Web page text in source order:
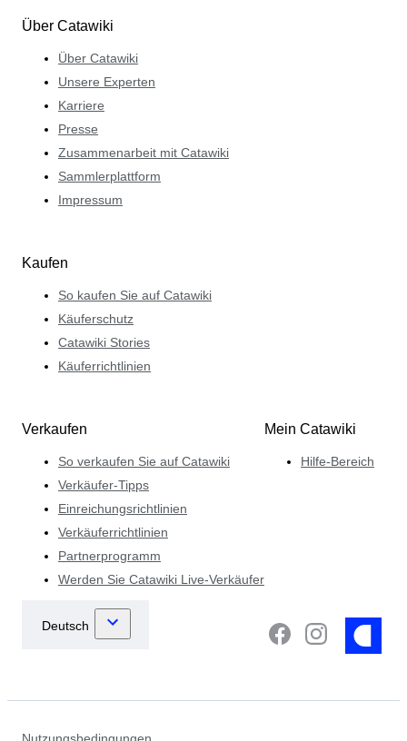
Über Catawiki
Über Catawiki
Unsere Experten
Karriere
Presse
Zusammenarbeit mit Catawiki
Sammlerplattform
Impressum
Kaufen
So kaufen Sie auf Catawiki
Käuferschutz
Catawiki Stories
Käuferrichtlinien
Verkaufen
So verkaufen Sie auf Catawiki
Verkäufer-Tipps
Einreichungsrichtlinien
Verkäuferrichtlinien
Partnerprogramm
Werden Sie Catawiki Live-Verkäufer
Mein Catawiki
Hilfe-Bereich